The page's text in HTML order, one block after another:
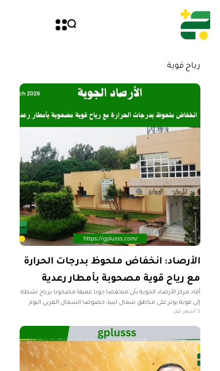
رياح قوية
الأرصاد: انخفاض ملحوظ بدرجات الحرارة
مع رياح قوية مصحوبة بأمطار رعدية
أفاد مركز الأرصاد الجوية بأن منخفضا جويا عميقا مصحوبا برياح نشطة
إلى قوية يوثر على مناطق شمال ليبيا، خصوصا الشمال الغربي اليوم
وغدا، مصحوب بأمطار رعدية جيدة إلى غزيرة مع5 أشهر قبل